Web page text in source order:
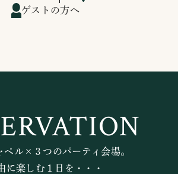
ゲストの方へ
ペル×３つのパーティ会場。
に楽しむ１日を・・・